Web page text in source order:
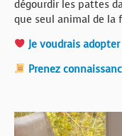
dégourdir les pattes
que seul animal de la
Je voudrais
Prenez